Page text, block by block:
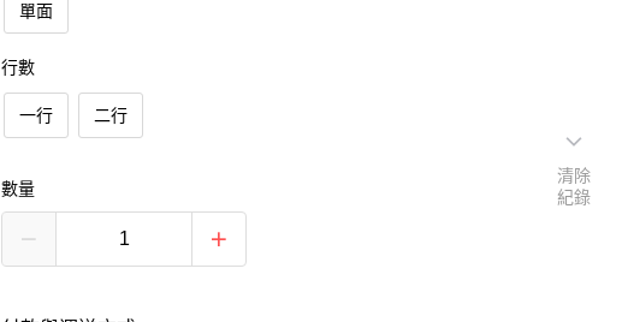
單面
行數
一行 二行
數量
清除
紀錄